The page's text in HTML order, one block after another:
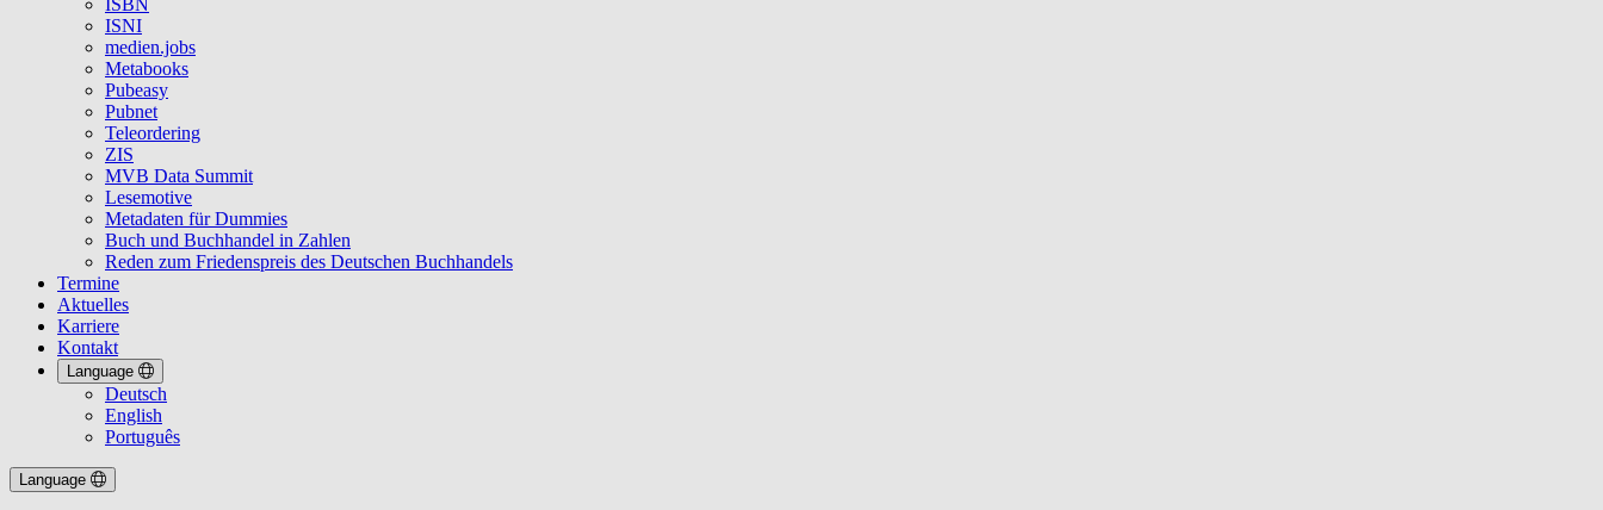
ISBN
ISNI
medien.jobs
Metabooks
Pubeasy
Pubnet
Teleordering
ZIS
MVB Data Summit
Lesemotive
Metadaten für Dummies
Buch und Buchhandel in Zahlen
Reden zum Friedenspreis des Deutschen Buchhandels
Termine
Aktuelles
Karriere
Kontakt
Language
Deutsch
English
Português
Language